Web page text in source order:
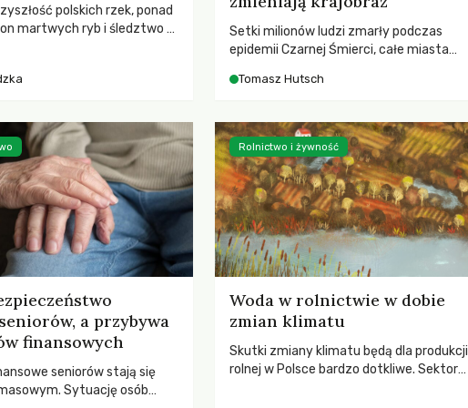
polskich rzek, ponad
martwych ryb i śledztwo z
by prace modernizacyjne
śmierci rzeki.
Setki milionów ludzi zmarły podczas
epidemii Czarnej Śmierci, całe miasta
pierwsze liście nowych dębów rozwijały
podnosiła się po jednej z największych
katastrof w swoich dziejach.
Tomasz Hutsch
a przybywa
finansowych
seniorów stają się
Sytuację osób
Woda w rolnictwie w dobie
zmian klimatu
Skutki zmiany klimatu będą dla produkcji
rolnej w Polsce bardzo dotkliwe. Sektor
Rolnictwo i żywność